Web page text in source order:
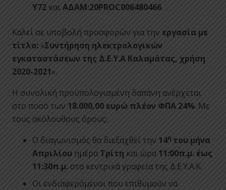
Υ72 καιΑΔΑΜ:20PROC006480466.
Καλεί σε υποβολή προσφορών για την εργασία με
τίτλο: «Συντήρηση ηλεκτρολογικών
εγκαταστάσεων της Δ.Ε.Υ.Α Καλαμάτας, χρήση
2020-2021».
Η συνολική προϋπολογισμένη δαπάνη ανέρχεται
στο ποσό των 18.000,00 ευρώ πλέον ΦΠΑ 24%. Με
τους ακόλουθους όρους:
Ο διαγωνισμός θα διεξαχθεί την 14η του μήνα
Απριλίου ημέρα Τρίτη και ώρα 11:00π.μ. έως
11:30π.μ. στα κεντρικά γραφεία της Δ.Ε.Υ.Α.Κ.
Οι ενδιαφερόμενοι που επιθυμούν να